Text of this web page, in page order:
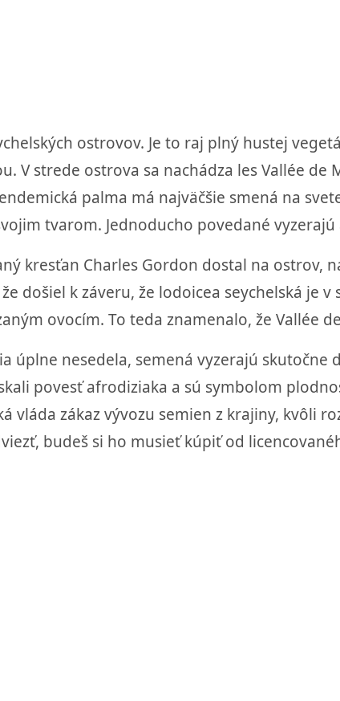
ostrovov. Je to raj plný hustej
V strede ostrova sa nachádza les Vallée de
palma má najväčšie smená na
tvarom. Jednoducho povedané vyzerajú
kresťan Charles Gordon dostal na ostrov,
došiel k záveru, že lodoicea seychelská je
ovocím. To teda znamenalo, že Vallée
úplne nesedela, semená vyzerajú skutočne
povesť afrodiziaka a sú symbolom
vláda zákaz vývozu semien z krajiny, kvôli
budeš si ho musieť kúpiť od